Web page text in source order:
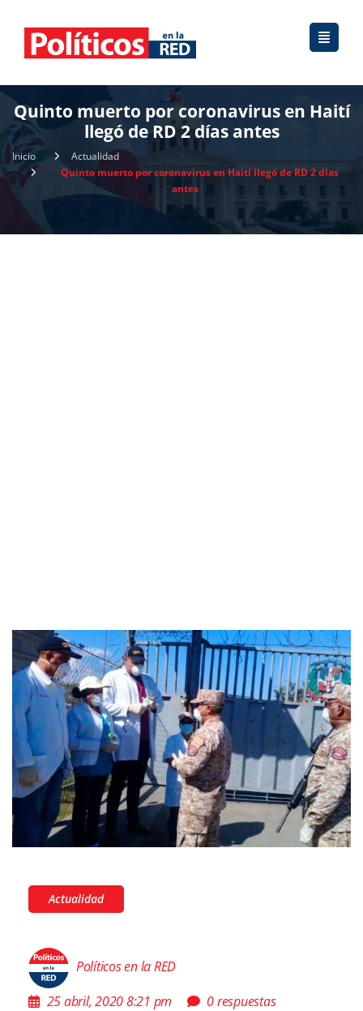
Quinto muerto por coronavirus en Haití
llegó de RD 2 días antes
Inicio
Actualidad
Quinto muerto por coronavirus en Haití llegó de RD 2 días
antes
Actualidad
Políticos en la RED
25 abril, 2020 8:21 pm
0 respuestas